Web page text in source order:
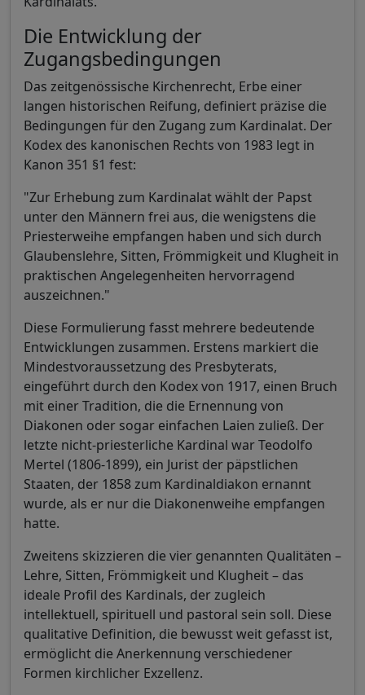
Die Entwicklung der
Zugangsbedingungen
Das zeitgenössische Kirchenrecht, Erbe einer
langen historischen Reifung, definiert präzise die
Bedingungen für den Zugang zum Kardinalat. Der
Kodex des kanonischen Rechts von 1983 legt in
Kanon 351 §1 fest:
"Zur Erhebung zum Kardinalat wählt der Papst
unter den Männern frei aus, die wenigstens die
Priesterweihe empfangen haben und sich durch
Glaubenslehre, Sitten, Frömmigkeit und Klugheit in
praktischen Angelegenheiten hervorragend
auszeichnen."
Diese Formulierung fasst mehrere bedeutende
Entwicklungen zusammen. Erstens markiert die
Mindestvoraussetzung des Presbyterats,
eingeführt durch den Kodex von 1917, einen Bruch
mit einer Tradition, die die Ernennung von
Diakonen oder sogar einfachen Laien zuließ. Der
letzte nicht-priesterliche Kardinal war Teodolfo
Mertel (1806-1899), ein Jurist der päpstlichen
Staaten, der 1858 zum Kardinaldiakon ernannt
wurde, als er nur die Diakonenweihe empfangen
hatte.
Zweitens skizzieren die vier genannten Qualitäten –
Lehre, Sitten, Frömmigkeit und Klugheit – das
ideale Profil des Kardinals, der zugleich
intellektuell, spirituell und pastoral sein soll. Diese
qualitative Definition, die bewusst weit gefasst ist,
ermöglicht die Anerkennung verschiedener
Formen kirchlicher Exzellenz.